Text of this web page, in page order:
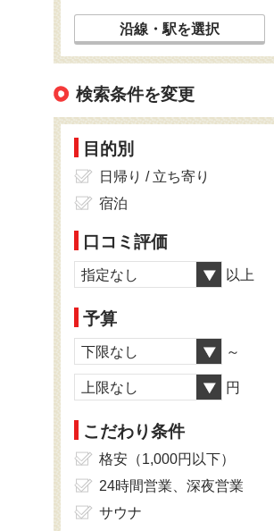
沿線・駅を選択
検索条件を変更
目的別
日帰り / 立ち寄り
宿泊
口コミ評価
指定なし 以上
予算
下限なし ～
上限なし 円
こだわり条件
格安（1,000円以下）
24時間営業、深夜営業
サウナ